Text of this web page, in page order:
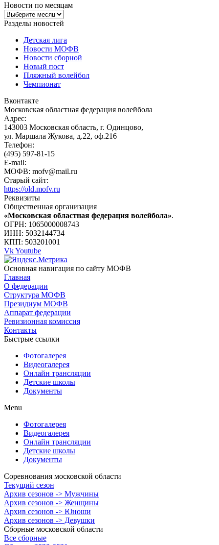
Новости по месяцам
Новости
по
Разделы новостей
Детская лига
Новости МОФВ
Новости сборной
Новый пост
Пляжный волейбол
Чемпионат
Вконтакте
Московская областная федерация волейбола
Адрес:
143003 Московская область, г. Одинцово,
ул. Маршала Жукова, д.22, оф.216
Телефон:
(495) 597-81-15
E-mail:
МОФВ: mofv@mail.ru
Старый сайт:
https://old.mofv.ru
Реквизиты
Общественная организация
«Московская областная федерация волейбола».
ОГРН: 1065000008743
ИНН: 5032144734
КПП: 503201001
VkYoutube
Основная навигация по сайту МОФВ
Главная
О федерации
Структура МОФВ
Президиум МОФВ
Аппарат федерации
Ревизионная комиссия
Контакты
Быстрые ссылки
Фотогалерея
Видеогалерея
Онлайн трансляции
Детские школы
Документы
Menu
Фотогалерея
Видеогалерея
Онлайн трансляции
Детские школы
Документы
Соревнования московской области
Текущий сезон
Архив сезонов -> Мужчины
Архив сезонов -> Женщины
Архив сезонов -> Юноши
Архив сезонов -> Девушки
Сборные московской области
Все сборные